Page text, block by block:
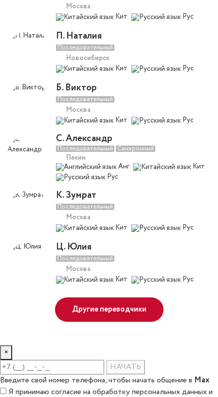
Москва
Кит Рус
П. Наталия
Последовательный
Новосибирск
Кит Рус
Б. Виктор
Последовательный
Москва
Кит Рус
С. Александр
Последовательный Синхронный
Пекин
Анг
Кит
Рус
К. Зумрат
Последовательный
Москва
Кит Рус
Ц. Юлия
Последовательный
Москва
Кит Рус
Другие переводчики
×
НАЧАТЬ
Введите свой номер телефона, чтобы начать общение в Max
Я принимаю согласие на обработку персональных данных и